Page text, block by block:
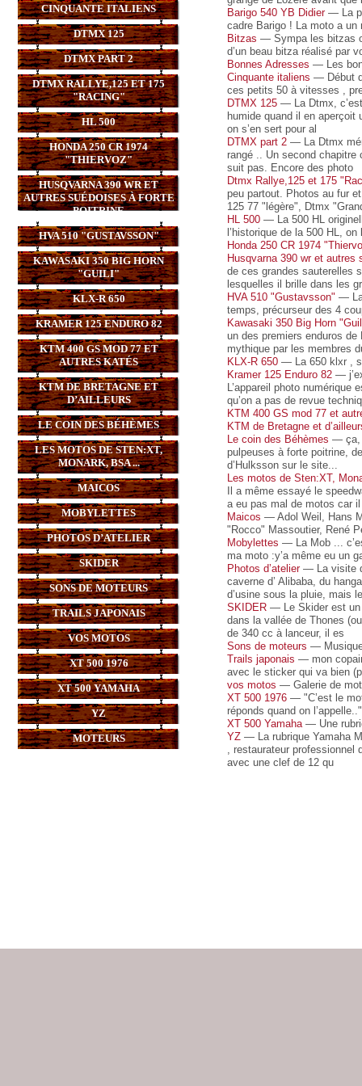
CINQUANTE ITALIENS
DTMX 125
DTMX PART 2
DTMX RALLYE,125 ET 175
"RACING"
HL 500
HONDA 250 CR 1974
"THIERVOZ"
HUSQVARNA 390 WR ET
AUTRES SUÉDOISES À FORTE
POITRINE
HVA 510 "GUSTAVSSON"
KAWASAKI 350 BIG HORN
"GUILI"
KLX-R 650
KRAMER 125 ENDURO 82
KTM 400 GS MOD 77 ET
AUTRES KATÉS
KTM DE BRETAGNE ET
D’AILLEURS
LE COIN DES BÉHÈMES
LES MOTOS DE STEN:XT,
MONARK, BSA ...
MAICOS
MOBYLETTES
PHOTOS D’ATELIER
SKIDER
SONS DE MOTEURS
TRAILS JAPONAIS
VOS MOTOS
XT 500 1976
XT 500 YAMAHA
YZ
MOTEURS
Barigo 540 YB Didier— La
cadre Barigo ! La moto a
Bitzas — Sympa les bitzas
d’un beau bitza réalisé par
Bonnes Adresses — Les
Cinquante italiens — Début
ces petits 50 à vitesses ,
DTMX 125 — La Dtmx,
humide quand il en
on s’en sert pour al
DTMX part 2 — La Dtmx
rangé .. Un second
suit pas. Encore des photo
Dtmx Rallye,125 et 175
peu partout. Photos au fur
125 77 "légère", Dtmx
HL 500 — La 500 HL
l’historique de la 500 HL,
Honda 250 CR 1974
Husqvarna 390 wr et autres
de ces grandes sauterelles
lesquelles il brille dans les
HVA 510 "Gustavsson" — La
temps, précurseur des 4
Kawasaki 350 Big Horn
un des premiers enduros
mythique par les membres
KLX-R 650 — La 650 klxr ,
Kramer 125 Enduro 82 —
L’appareil photo
qu’on a pas de revue
KTM 400 GS mod 77 et
KTM de Bretagne et
Le coin des Béhèmes — ça,
pulpeuses à forte poitrine,
d’Hulksson sur le site...
Les motos de Sten:XT,
Il a même essayé le
a eu pas mal de motos car
Maicos — Adol Weil, Hans
"Rocco" Massoutier, René
Mobylettes — La Mob ...
ma moto :y’a même eu un
Photos d’atelier— La visite
caverne d’ Alibaba, du
d’usine sous la pluie, mais
SKIDER — Le Skider est un
dans la vallée de Thones
de 340 cc à lanceur, il es
Sons de moteurs —
Trails japonais — mon
avec le sticker qui va bien
vos motos — Galerie de
XT 500 1976 — "C’est le
réponds quand on
XT 500 Yamaha— Une
YZ — La rubrique Yamaha
, restaurateur professionnel
avec une clef de 12 qu